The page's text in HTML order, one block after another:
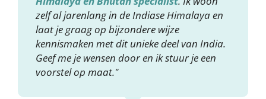
zelf al jarenlang in de Indiase Himalaya en
laat je graag op bijzondere wijze
kennismaken met dit unieke deel van India.
Geef me je wensen door en ik stuur je een
voorstel op maat."